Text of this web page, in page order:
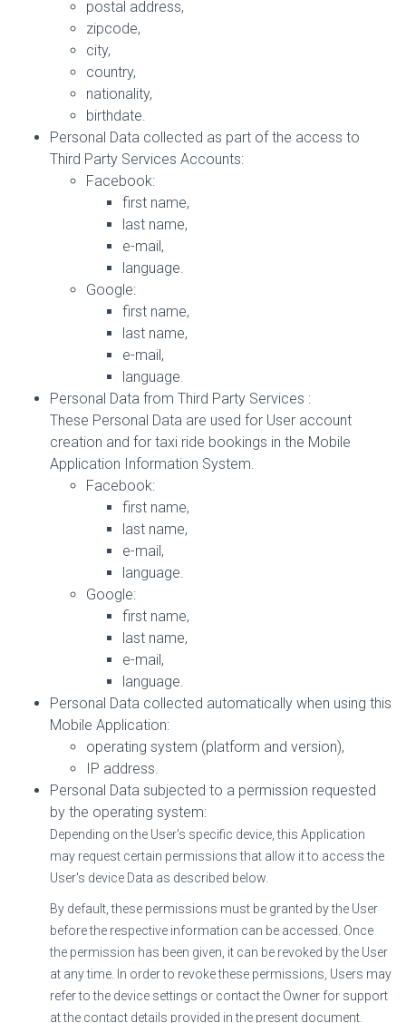
postal address,
zipcode,
city,
country,
nationality,
birthdate.
Personal Data collected as part of the access to
Third Party Services Accounts:
Facebook:
first name,
last name,
e-mail,
language.
Google:
first name,
last name,
e-mail,
language.
Personal Data from Third Party Services :
These Personal Data are used for User account
creation and for taxi ride bookings in the Mobile
Application Information System.
Facebook:
first name,
last name,
e-mail,
language.
Google:
first name,
last name,
e-mail,
language.
Personal Data collected automatically when using this
Mobile Application:
operating system (platform and version),
IP address.
Personal Data subjected to a permission requested
by the operating system:
Depending on the User's specific device, this Application
may request certain permissions that allow it to access the
User's device Data as described below.
By default, these permissions must be granted by the User
before the respective information can be accessed. Once
the permission has been given, it can be revoked by the User
at any time. In order to revoke these permissions, Users may
refer to the device settings or contact the Owner for support
at the contact details provided in the present document.